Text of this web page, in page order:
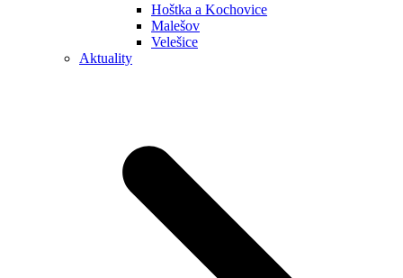
Hoštka a Kochovice
Malešov
Velešice
Aktuality